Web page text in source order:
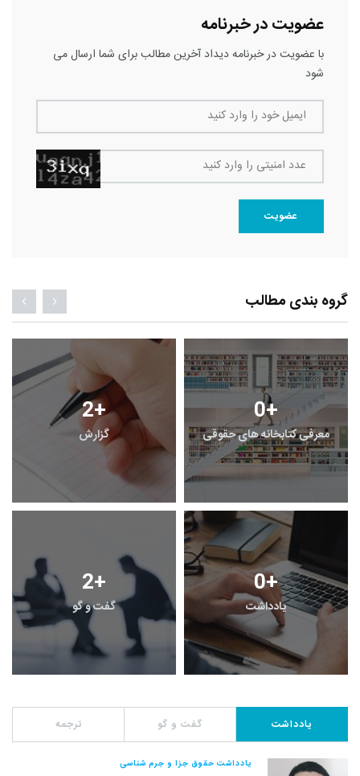
عضویت در خبرنامه
با عضویت در خبرنامه دیداد آخرین مطالب برای شما ارسال می
شود
ایمیل خود را وارد کنید
عدد امنیتی را وارد کنید
عضویت
گروه بندی مطالب
2+
گزارش
0+
معرفی کتابخانه های حقوقی
2+
گفت و گو
0+
یادداشت
یادداشت گفت و گو ترجمه
یادداشت حقوق جزا و جرم شناسی